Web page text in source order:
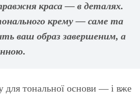
краса — в деталях.
крему — саме та
ваш образ завершеним, а
для тональної основи — і вже